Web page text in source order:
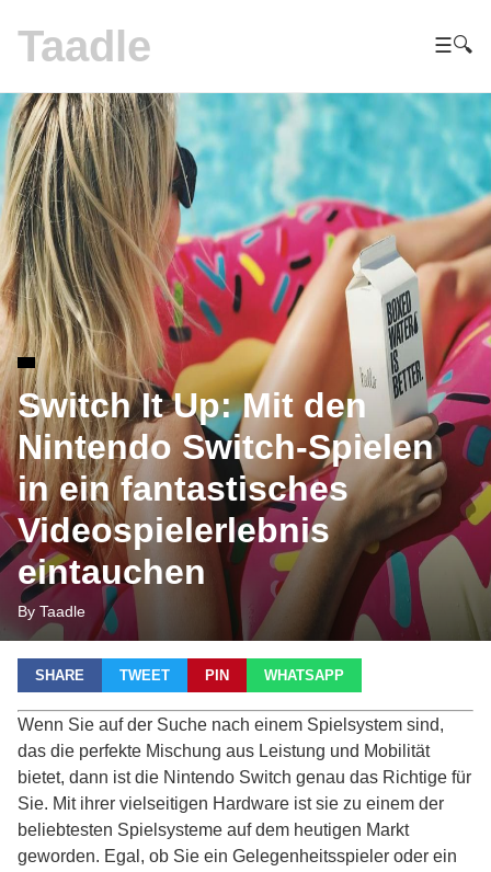
Taadle ☰🔍
Switch It Up: Mit den
Nintendo Switch-Spielen
in ein fantastisches
Videospielerlebnis
eintauchen
By Taadle
SHARE TWEET PIN WHATSAPP
Wenn Sie auf der Suche nach einem Spielsystem sind,
das die perfekte Mischung aus Leistung und Mobilität
bietet, dann ist die Nintendo Switch genau das Richtige für
Sie. Mit ihrer vielseitigen Hardware ist sie zu einem der
beliebtesten Spielsysteme auf dem heutigen Markt
geworden. Egal, ob Sie ein Gelegenheitsspieler oder ein